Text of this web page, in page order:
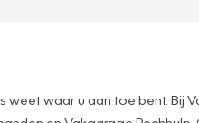
waar u aan toe bent.